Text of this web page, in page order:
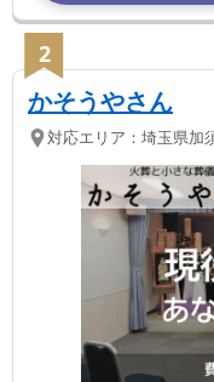
2
かそうやさん
対応エリア： 埼玉県加